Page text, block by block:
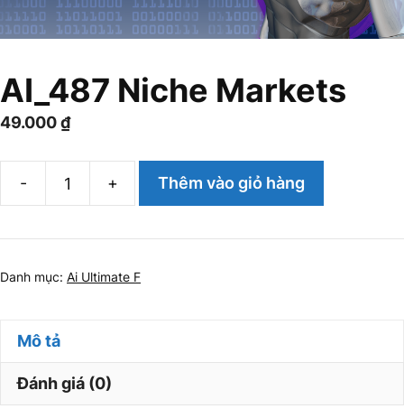
AI_487 Niche Markets
49.000₫
-
AI_487
Markets
số
+ Thêm vào giỏ hàng
Danh mục: Ai Ultimate F
Mô tả
Đánh giá (0)